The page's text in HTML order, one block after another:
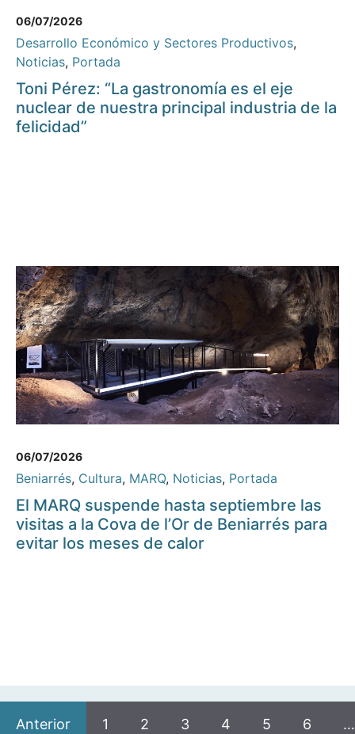
06/07/2026
Desarrollo Económico y Sectores Productivos,
Noticias, Portada
Toni Pérez: “La gastronomía es el eje
nuclear de nuestra principal industria de la
felicidad”
06/07/2026
Beniarrés, Cultura, MARQ, Noticias, Portada
El MARQ suspende hasta septiembre las
visitas a la Cova de l’Or de Beniarrés para
evitar los meses de calor
Anterior 1 2 3 4 5 6 …